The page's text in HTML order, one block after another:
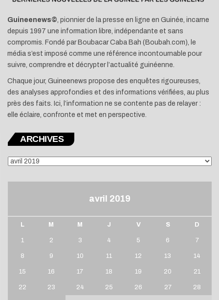
Guineenews©, pionnier de la presse en ligne en Guinée, incarne
depuis 1997 une information libre, indépendante et sans
compromis. Fondé par Boubacar Caba Bah (Boubah.com), le
média s’est imposé comme une référence incontournable pour
suivre, comprendre et décrypter l’actualité guinéenne.
Chaque jour, Guineenews propose des enquêtes rigoureuses,
des analyses approfondies et des informations vérifiées, au plus
près des faits. Ici, l’information ne se contente pas de relayer :
elle éclaire, confronte et met en perspective.
ARCHIVES
ARCHIVES
avril 2019
L M M J V S D
1 2 3 4 5 6 7
8 9 10 11 12 13 14
15 16 17 18 19 20 21
22 23 24 25 26 27 28